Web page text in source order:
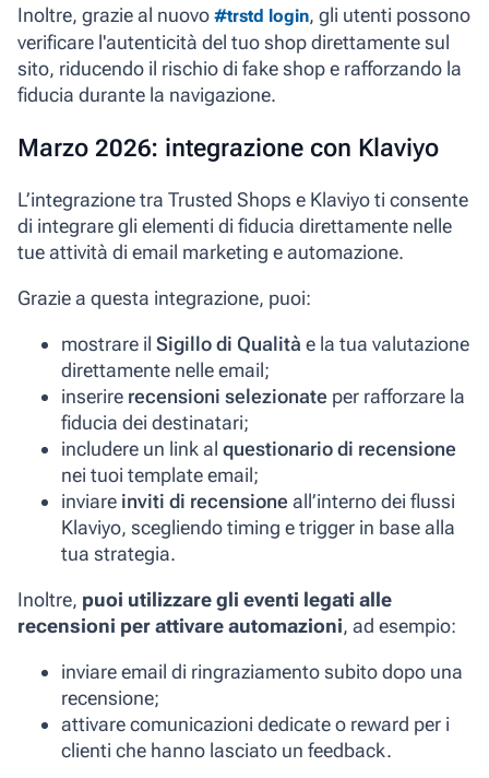
Inoltre, grazie al nuovo #trstd login, gli utenti possono
verificare l'autenticità del tuo shop direttamente sul
sito, riducendo il rischio di fake shop e rafforzando la
fiducia durante la navigazione.
Marzo 2026: integrazione con Klaviyo
L’integrazione tra Trusted Shops e Klaviyo ti consente
di integrare gli elementi di fiducia direttamente nelle
tue attività di email marketing e automazione.
Grazie a questa integrazione, puoi:
mostrare il Sigillo di Qualità e la tua valutazione
direttamente nelle email;
inserire recensioni selezionate per rafforzare la
fiducia dei destinatari;
includere un link al questionario di recensione
nei tuoi template email;
inviare inviti di recensione all’interno dei flussi
Klaviyo, scegliendo timing e trigger in base alla
tua strategia.
Inoltre, puoi utilizzare gli eventi legati alle
recensioni per attivare automazioni, ad esempio:
inviare email di ringraziamento subito dopo una
recensione;
attivare comunicazioni dedicate o reward per i
clienti che hanno lasciato un feedback.